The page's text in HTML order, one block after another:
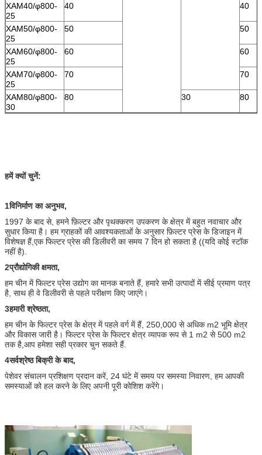
XAM40/φ800-
25
40 40
XAM50/φ800-
25
50 50
XAM60/φ800-
25
60 60
XAM70/φ800-
25
70 70
XAM80/φ800-
30
80 30 80
हमें क्यों चुनें:
1विनिर्माण का अनुभव,
1997 के बाद से, हमने फ़िल्टर और पृथक्करण उपकरण के क्षेत्र में बहुत नवाचार और
सुधार किया है। हम ग्राहकों की आवश्यकताओं के अनुसार फ़िल्टर प्रेस के डिजाइन में
विशेषज्ञ हैं,एक फिल्टर प्रेस की डिलीवरी का समय 7 दिन हो सकता है ((यदि कोई स्टॉक
नहीं है).
2प्रौद्योगिकी क्षमता,
हम चीन में फिल्टर प्रेस उद्योग का मानक बनाते हैं, हमारे सभी उत्पादों में सीई प्रमाण पत्र
है, साथ ही वे डिलीवरी से पहले परीक्षण किए जाएंगे।
3हमारी श्रेष्ठता,
हम चीन के फिल्टर प्रेस के क्षेत्र में पहले वर्ग में हैं, 250,000 से अधिक m2 भूमि क्षेत्र
और विकास जारी है। फिल्टर प्रेस के फिल्टर क्षेत्र व्यापक रूप से 1 m2 से 500 m2
तक है,आप हमेशा सही प्रकार चुन सकते हैं.
4सर्वश्रेष्ठ बिक्री के बाद,
पेशेवर संचालन प्रशिक्षण प्रदान करें, 24 घंटे में समय पर समस्या निवारण, हम आपकी
समस्याओं को हल करने के लिए अपनी पूरी कोशिश करेंगे।